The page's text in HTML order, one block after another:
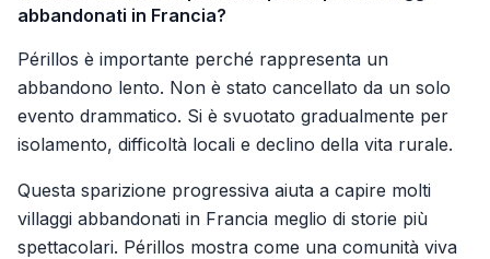
abbandonati in Francia?
Périllos è importante perché rappresenta un
abbandono lento. Non è stato cancellato da un solo
evento drammatico. Si è svuotato gradualmente per
isolamento, difficoltà locali e declino della vita rurale.
Questa sparizione progressiva aiuta a capire molti
villaggi abbandonati in Francia meglio di storie più
spettacolari. Périllos mostra come una comunità viva